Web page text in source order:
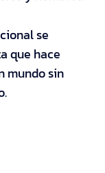
se
que hace
mundo sin